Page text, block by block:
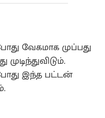
வேகமாக முப்பது
இந்த பட்டன்